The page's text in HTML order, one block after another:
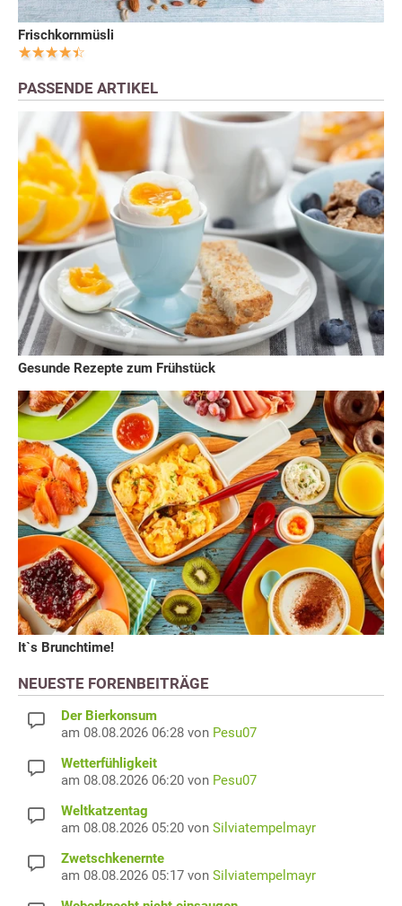
Frischkornmüsli
PASSENDE ARTIKEL
Gesunde Rezepte zum Frühstück
It`s Brunchtime!
NEUESTE FORENBEITRÄGE
Der Bierkonsum
am 08.08.2026 06:28 von Pesu07
Wetterfühligkeit
am 08.08.2026 06:20 von Pesu07
Weltkatzentag
am 08.08.2026 05:20 von Silviatempelmayr
Zwetschkenernte
am 08.08.2026 05:17 von Silviatempelmayr